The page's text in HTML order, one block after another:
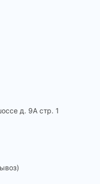
д. 9А стр. 1